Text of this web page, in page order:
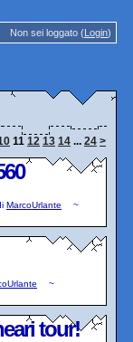
Non sei loggato (Login)
11 12 13 14 ... 24 >
MarcoUrlante
~
~
tour!